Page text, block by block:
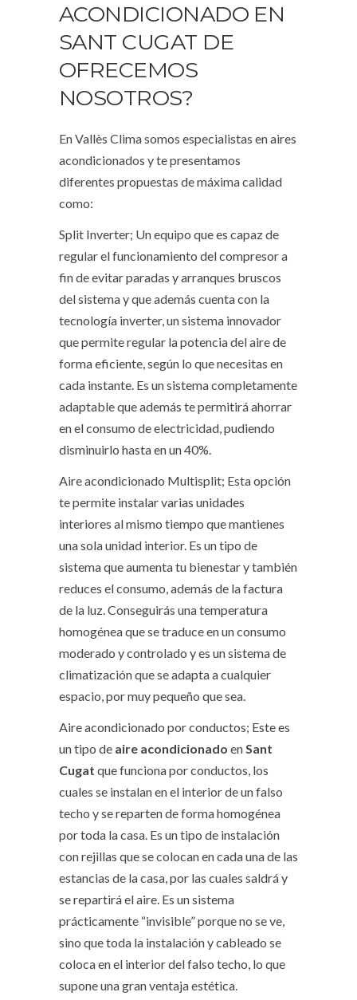
ACONDICIONADO EN
SANT CUGAT DE
OFRECEMOS
NOSOTROS?
En Vallès Clima somos especialistas en aires
acondicionados y te presentamos
diferentes propuestas de máxima calidad
como:
Split Inverter; Un equipo que es capaz de
regular el funcionamiento del compresor a
fin de evitar paradas y arranques bruscos
del sistema y que además cuenta con la
tecnología inverter, un sistema innovador
que permite regular la potencia del aire de
forma eficiente, según lo que necesitas en
cada instante. Es un sistema completamente
adaptable que además te permitirá ahorrar
en el consumo de electricidad, pudiendo
disminuirlo hasta en un 40%.
Aire acondicionado Multisplit; Esta opción
te permite instalar varias unidades
interiores al mismo tiempo que mantienes
una sola unidad interior. Es un tipo de
sistema que aumenta tu bienestar y también
reduces el consumo, además de la factura
de la luz. Conseguirás una temperatura
homogénea que se traduce en un consumo
moderado y controlado y es un sistema de
climatización que se adapta a cualquier
espacio, por muy pequeño que sea.
Aire acondicionado por conductos; Este es
un tipo de aire acondicionado enSant
Cugat que funciona por conductos, los
cuales se instalan en el interior de un falso
techo y se reparten de forma homogénea
por toda la casa. Es un tipo de instalación
con rejillas que se colocan en cada una de las
estancias de la casa, por las cuales saldrá y
se repartirá el aire. Es un sistema
prácticamente “invisible” porque no se ve,
sino que toda la instalación y cableado se
coloca en el interior del falso techo, lo que
supone una gran ventaja estética.